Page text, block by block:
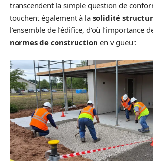
transcendent la simple question de
touchent également à la solidité
l’ensemble de l’édifice, d’où l’importance
normes de construction en vigueur.